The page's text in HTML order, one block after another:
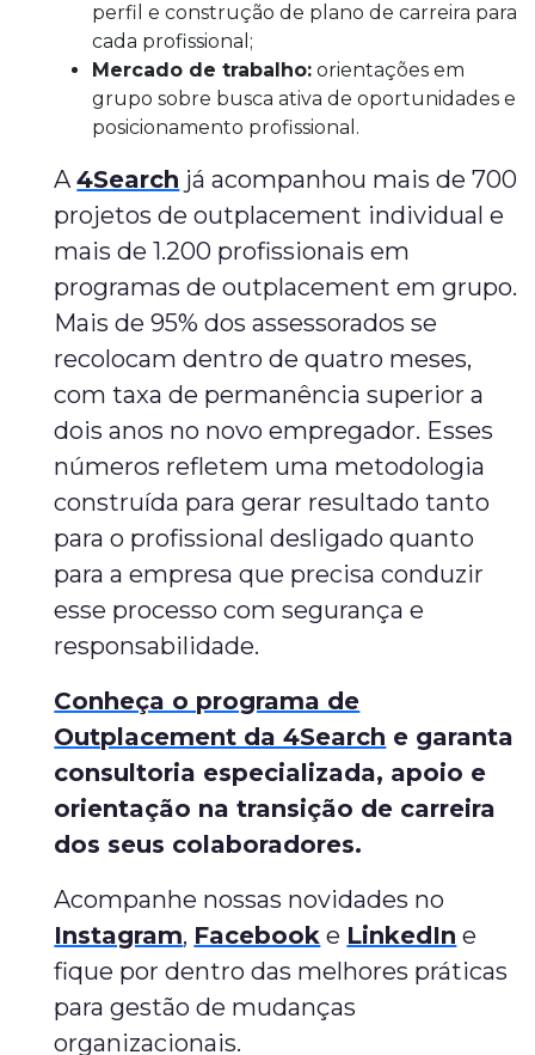
perfil e construção de plano de carreira para
cada profissional;
Mercado de trabalho: orientações em
grupo sobre busca ativa de oportunidades e
posicionamento profissional.
A4Search já acompanhou mais de 700
projetos de outplacement individual e
mais de 1.200 profissionais em
programas de outplacement em grupo.
Mais de 95% dos assessorados se
recolocam dentro de quatro meses,
com taxa de permanência superior a
dois anos no novo empregador. Esses
números refletem uma metodologia
construída para gerar resultado tanto
para o profissional desligado quanto
para a empresa que precisa conduzir
esse processo com segurança e
responsabilidade.
Conheça o programa de
Outplacement da 4Search e garanta
consultoria especializada, apoio e
orientação na transição de carreira
dos seus colaboradores.
Acompanhe nossas novidades no
Instagram, Facebook e LinkedIn e
fique por dentro das melhores práticas
para gestão de mudanças
organizacionais.